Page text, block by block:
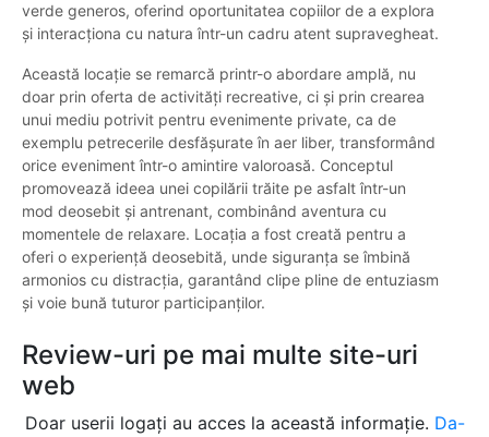
verde generos, oferind oportunitatea copiilor de a explora
și interacționa cu natura într-un cadru atent supravegheat.
Această locație se remarcă printr-o abordare amplă, nu
doar prin oferta de activități recreative, ci și prin crearea
unui mediu potrivit pentru evenimente private, ca de
exemplu petrecerile desfășurate în aer liber, transformând
orice eveniment într-o amintire valoroasă. Conceptul
promovează ideea unei copilării trăite pe asfalt într-un
mod deosebit și antrenant, combinând aventura cu
momentele de relaxare. Locația a fost creată pentru a
oferi o experiență deosebită, unde siguranța se îmbină
armonios cu distracția, garantând clipe pline de entuziasm
și voie bună tuturor participanților.
Review-uri pe mai multe site-uri
web
Doar userii logați au acces la această informație. Da-